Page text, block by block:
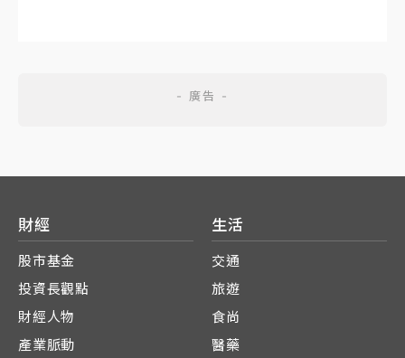
財經
股市基金
投資長觀點
財經人物
產業脈動
生活
交通
旅遊
食尚
醫藥